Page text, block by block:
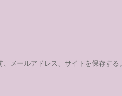
メールアドレス、サイトを保存する。